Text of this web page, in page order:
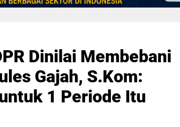
Dinilai Membebani
Gajah, S.Kom:
1 Periode Itu